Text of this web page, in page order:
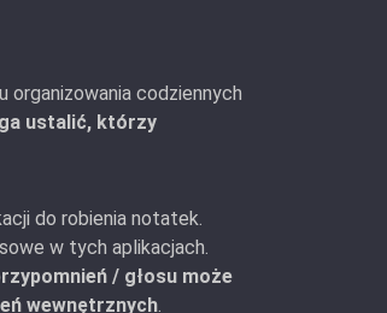
codziennych
ustalić, którzy
do robienia notatek.
w tych aplikacjach.
/ głosu może
wewnętrznych.